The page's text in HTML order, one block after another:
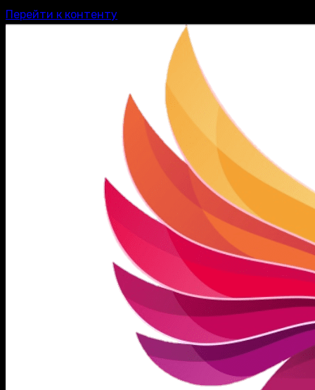
Перейти к контенту